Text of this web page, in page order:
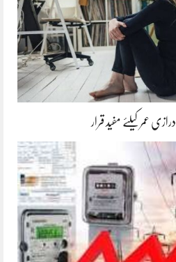
عمر کیلئے مفید قرار